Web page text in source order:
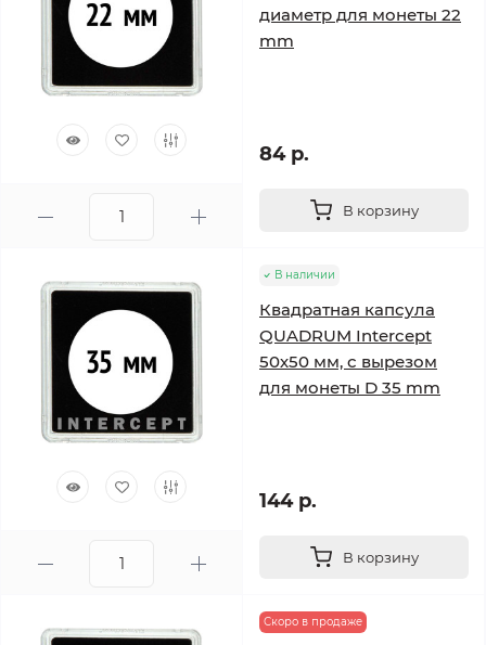
диаметр для монеты 22
mm
84 р.
В корзину
В наличии
Квадратная капсула
QUADRUM Intercept
50х50 мм, с вырезом
для монеты D 35 mm
144 р.
В корзину
Скоро в продаже